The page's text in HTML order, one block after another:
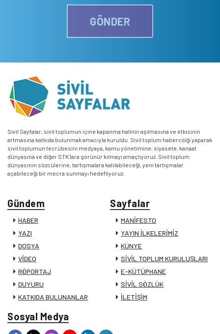
GÖNDER
Sivil Sayfalar, sivil toplumun içine kapanma halinin aşılmasına ve etkisinin
artmasına katkıda bulunmak amacıyla kuruldu. Sivil toplum haberciliği yaparak
sivil toplumun tecrübesini medyaya, kamu yönetimine, siyasete, kanaat
dünyasına ve diğer STK’lara görünür kılmayı amaçlıyoruz. Sivil toplum
dünyasının sözcülerine, tartışmalara katılabileceği, yeni tartışmalar
açabileceği bir mecra sunmayı hedefliyoruz.
Gündem
HABER
YAZI
DOSYA
VİDEO
RÖPORTAJ
DUYURU
KATKIDA BULUNANLAR
Sayfalar
MANİFESTO
YAYIN İLKELERİMİZ
KÜNYE
SİVİL TOPLUM KURULUŞLARI
E-KÜTÜPHANE
SİVİL SÖZLÜK
İLETİŞİM
Sosyal Medya